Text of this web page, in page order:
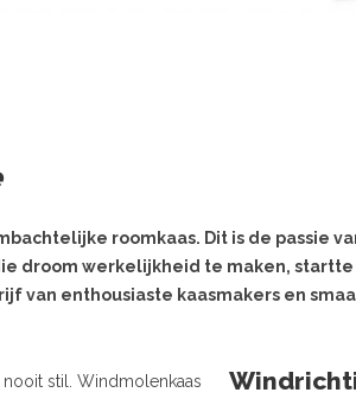
roomkaas. Dit is de passie
die droom werkelijkheid te maken,
van enthousiaste kaasmakers en
stil. Windmolenkaas